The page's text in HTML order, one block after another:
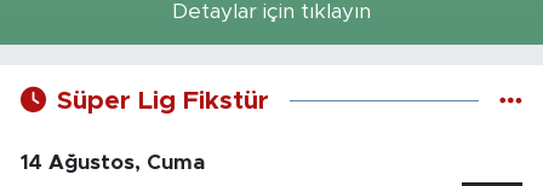
Detaylar için tıklayın
Süper Lig Fikstür
14 Ağustos, Cuma